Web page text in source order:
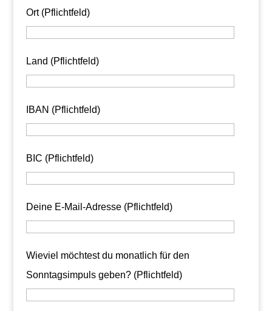
Ort (Pflichtfeld)
Land (Pflichtfeld)
IBAN (Pflichtfeld)
BIC (Pflichtfeld)
Deine E-Mail-Adresse (Pflichtfeld)
Wieviel möchtest du monatlich für den
Sonntagsimpuls geben? (Pflichtfeld)